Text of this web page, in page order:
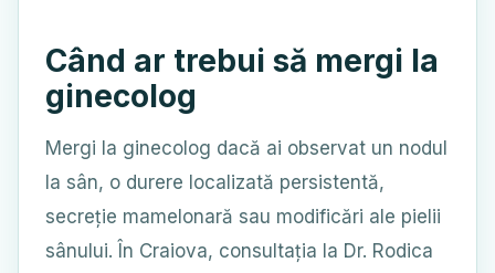
Când ar trebui să mergi la
ginecolog
Mergi la ginecolog dacă ai observat un nodul
la sân, o durere localizată persistentă,
secreție mamelonară sau modificări ale pielii
sânului. În Craiova, consultația la Dr. Rodica